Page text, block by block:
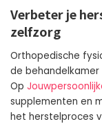
Verbeter je
zelfzorg
Orthopedische
de
Op
supplementen en
het herstelproces